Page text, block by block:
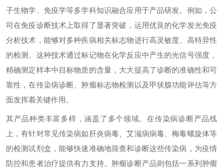
子生物学、免疫学等多学科知识融合应用于产品研发。例如，公
司在免疫诊断技术上取得了显著突破，运用优良的化学发光免疫
分析技术，能够对多种疾病相关标志物进行高灵敏度、高特异性
的检测。这种技术通过标记物在化学反应中产生的光信号强度，
精确测定样本中目标物质的含量，大大提高了诊断的准确性和可
靠性，在传染病诊断、肿瘤标志物检测以及甲状腺功能评估等方
面发挥着关键作用。
其产品种类丰富多样，涵盖了多个领域。在传染病诊断产品线
上，有针对常见传染病如肝炎病毒、艾滋病病毒、梅毒螺旋体等
的检测试剂盒，能够快速准确地筛查和诊断这些传染病，为疫情
防控和患者治疗提供有力支持。肿瘤诊断产品则包括一系列肿瘤